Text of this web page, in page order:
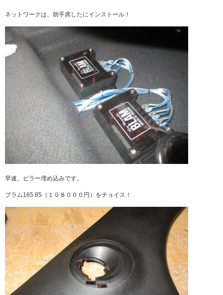
ネットワークは、助手席したにインストール！
早速、ピラー埋め込みです。
ブラム165.85（１０８０００円）をチョイス！